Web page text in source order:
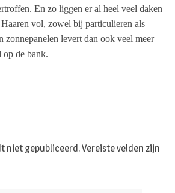
En zo liggen er al heel veel daken
Haaren vol, zowel bij particulieren als
zonnepanelen levert dan ook veel meer
op de bank.
niet gepubliceerd.Vereiste velden zijn